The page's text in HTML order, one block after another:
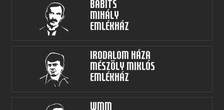
Babits
Mihály
Emlékház
Irodalom Háza
Mészöly Miklós
Emlékház